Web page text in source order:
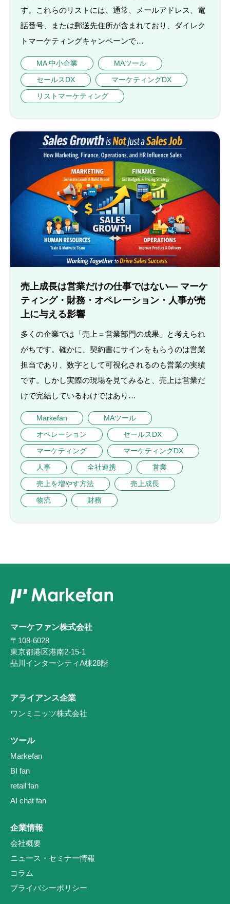
す。これらのリストには、通常、メールアドレス、電
話番号、または郵送先住所が含まれており、ダイレク
トマーケティングキャンペーンで…
MA 中小企業
MAツール
セールスDX
マーケティングDX
リストマーケティング
売上成長は営業だけの仕事ではない― マーケ
ティング・財務・オペレーション・人事が売
上に与える影響
多くの企業では「売上＝営業部門の成果」と考えられ
がちです。確かに、契約書にサインをもらうのは営業
担当であり、数字として可視化されるのも営業の実績
です。しかし実際の現場を見てみると、売上は営業だ
けで完結しているわけではあり…
Markefan
MAツール
オペレーション
セールスDX
マーケティング
マーケティングDX
人事
全社連携
営業
売上を増やす方法
売上成長
物流
財務
マーケファン株式会社
〒108-6028
東京都港区港南2-15-1
品川インターシティA棟28階
アライアンス企業
ワンミニッツ株式会社
ツール
Markefan
BI fan
retail fan
AI chat fan
企業情報
会社概要
ニュース・セミナー情報
コラム
プライバシーポリシー